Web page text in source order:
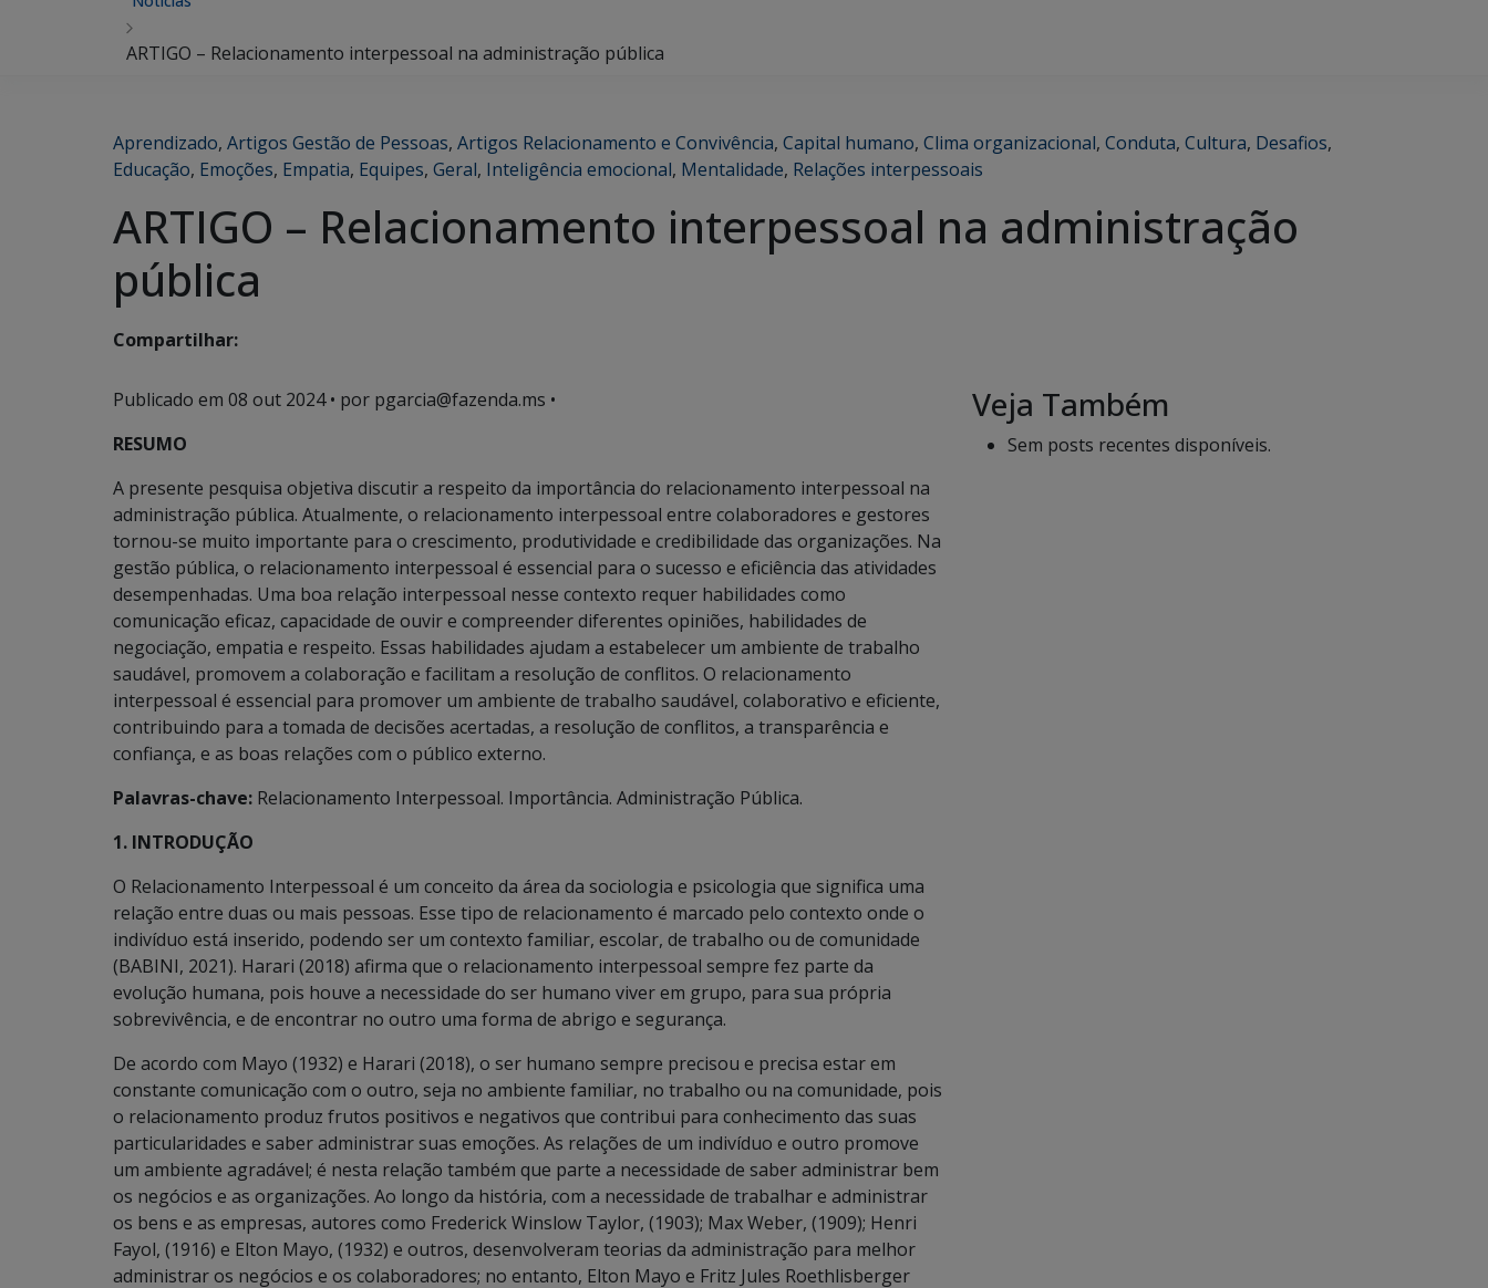
ARTIGO – Relacionamento interpessoal na administração pública
Aprendizado, Artigos Gestão de Pessoas, Artigos Relacionamento e Convivência, Capital humano, Clima organizacional, Conduta, Cultura, Desafios,
Educação, Emoções, Empatia, Equipes, Geral, Inteligência emocional, Mentalidade, Relações interpessoais
ARTIGO – Relacionamento interpessoal na administração
pública
Compartilhar:
Publicado em 08 out 2024• por pgarcia@fazenda.ms •
RESUMO
A presente pesquisa objetiva discutir a respeito da importância do relacionamento interpessoal na
administração pública. Atualmente, o relacionamento interpessoal entre colaboradores e gestores
tornou-se muito importante para o crescimento, produtividade e credibilidade das organizações. Na
gestão pública, o relacionamento interpessoal é essencial para o sucesso e eficiência das atividades
desempenhadas. Uma boa relação interpessoal nesse contexto requer habilidades como
comunicação eficaz, capacidade de ouvir e compreender diferentes opiniões, habilidades de
negociação, empatia e respeito. Essas habilidades ajudam a estabelecer um ambiente de trabalho
saudável, promovem a colaboração e facilitam a resolução de conflitos. O relacionamento
interpessoal é essencial para promover um ambiente de trabalho saudável, colaborativo e eficiente,
contribuindo para a tomada de decisões acertadas, a resolução de conflitos, a transparência e
confiança, e as boas relações com o público externo.
Palavras-chave: Relacionamento Interpessoal. Importância. Administração Pública.
1. INTRODUÇÃO
O Relacionamento Interpessoal é um conceito da área da sociologia e psicologia que significa uma
relação entre duas ou mais pessoas. Esse tipo de relacionamento é marcado pelo contexto onde o
indivíduo está inserido, podendo ser um contexto familiar, escolar, de trabalho ou de comunidade
(BABINI, 2021). Harari (2018) afirma que o relacionamento interpessoal sempre fez parte da
evolução humana, pois houve a necessidade do ser humano viver em grupo, para sua própria
sobrevivência, e de encontrar no outro uma forma de abrigo e segurança.
De acordo com Mayo (1932) e Harari (2018), o ser humano sempre precisou e precisa estar em
constante comunicação com o outro, seja no ambiente familiar, no trabalho ou na comunidade, pois
o relacionamento produz frutos positivos e negativos que contribui para conhecimento das suas
particularidades e saber administrar suas emoções. As relações de um indivíduo e outro promove
um ambiente agradável; é nesta relação também que parte a necessidade de saber administrar bem
os negócios e as organizações. Ao longo da história, com a necessidade de trabalhar e administrar
os bens e as empresas, autores como Frederick Winslow Taylor, (1903); Max Weber, (1909); Henri
Fayol, (1916) e Elton Mayo, (1932) e outros, desenvolveram teorias da administração para melhor
administrar os negócios e os colaboradores; no entanto, Elton Mayo e Fritz Jules Roethlisberger
Veja Também
Sem posts recentes disponíveis.